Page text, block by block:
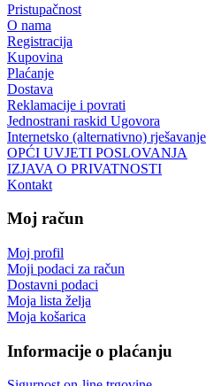
Pristupačnost
O nama
Registracija
Kupovina
Plaćanje
Dostava
Reklamacije i povrati
Jednostrani raskid Ugovora
Internetsko (alternativno)
OPĆI UVJETI POSLOVANJA
IZJAVA O PRIVATNOSTI
Kontakt
Moj račun
Moj profil
Moji podaci za račun
Dostavni podaci
Moja lista želja
Moja košarica
Informacije o plaćanju